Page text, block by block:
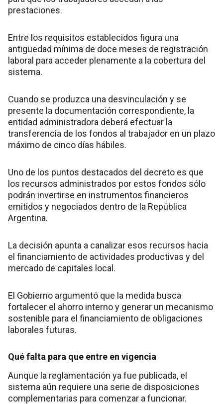
prestaciones.
Entre los requisitos establecidos figura una
antigüedad mínima de doce meses de registración
laboral para acceder plenamente a la cobertura del
sistema.
Cuando se produzca una desvinculación y se
presente la documentación correspondiente, la
entidad administradora deberá efectuar la
transferencia de los fondos al trabajador en un plazo
máximo de cinco días hábiles.
Uno de los puntos destacados del decreto es que
los recursos administrados por estos fondos sólo
podrán invertirse en instrumentos financieros
emitidos y negociados dentro de la República
Argentina.
La decisión apunta a canalizar esos recursos hacia
el financiamiento de actividades productivas y del
mercado de capitales local.
El Gobierno argumentó que la medida busca
fortalecer el ahorro interno y generar un mecanismo
sostenible para el financiamiento de obligaciones
laborales futuras.
Qué falta para que entre en vigencia
Aunque la reglamentación ya fue publicada, el
sistema aún requiere una serie de disposiciones
complementarias para comenzar a funcionar.